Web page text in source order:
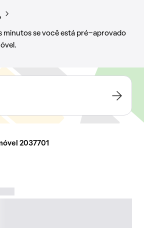
minutos se você está pré-aprovado
2037701